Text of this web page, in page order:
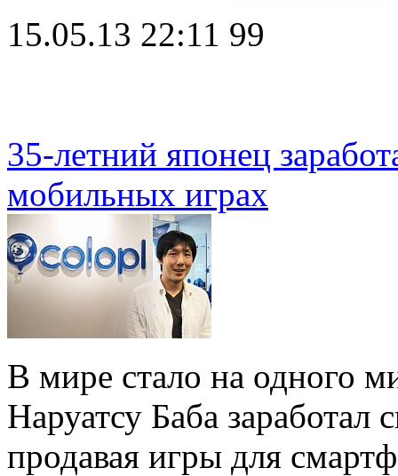
15.05.13 22:11 99
35-летний японец
мобильных играх
В мире стало на одного
Наруатсу Баба
продавая игры для